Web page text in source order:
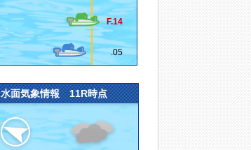
F.14
.05
水面気象情報 11R時点